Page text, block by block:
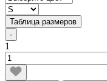
Таблица размеров
-
1